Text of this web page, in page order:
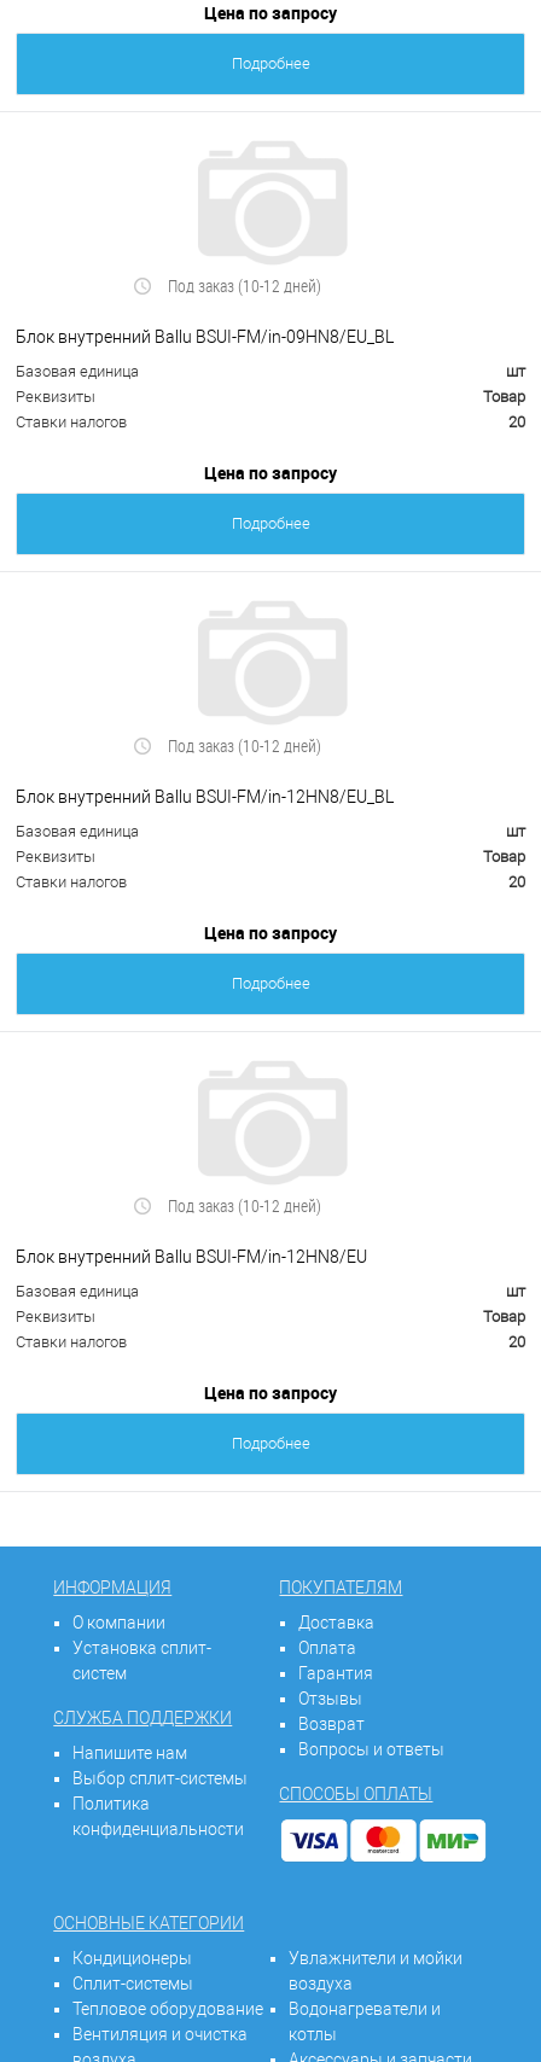
Цена по запросу
Подробнее
Под заказ (10-12 дней)
Блок внутренний Ballu BSUI-FM/in-09HN8/EU_BL
Базовая единица
шт
Реквизиты
Товар
Ставки налогов
20
Цена по запросу
Подробнее
Под заказ (10-12 дней)
Блок внутренний Ballu BSUI-FM/in-12HN8/EU_BL
Базовая единица
шт
Реквизиты
Товар
Ставки налогов
20
Цена по запросу
Подробнее
Под заказ (10-12 дней)
Блок внутренний Ballu BSUI-FM/in-12HN8/EU
Базовая единица
шт
Реквизиты
Товар
Ставки налогов
20
Цена по запросу
Подробнее
ИНФОРМАЦИЯ
О компании
Установка сплит-
систем
СЛУЖБА ПОДДЕРЖКИ
Напишите нам
Выбор сплит-системы
Политика
конфиденциальности
ПОКУПАТЕЛЯМ
Доставка
Оплата
Гарантия
Отзывы
Возврат
Вопросы и ответы
СПОСОБЫ ОПЛАТЫ
ОСНОВНЫЕ КАТЕГОРИИ
Кондиционеры
Сплит-системы
Тепловое оборудование
Вентиляция и очистка
Увлажнители и мойки
воздуха
Водонагреватели и
котлы